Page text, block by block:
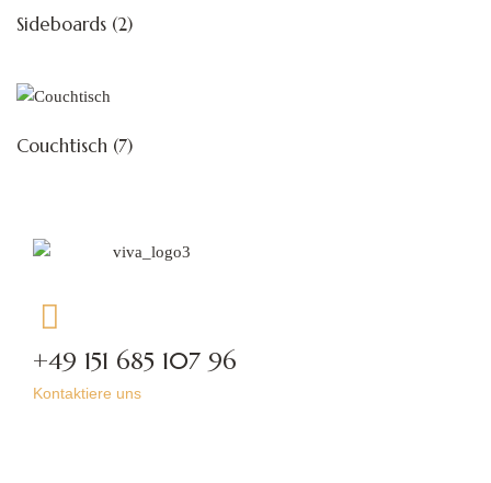
Sideboards (2)
Couchtisch (7)
+49 151 685 107 96
Kontaktiere uns